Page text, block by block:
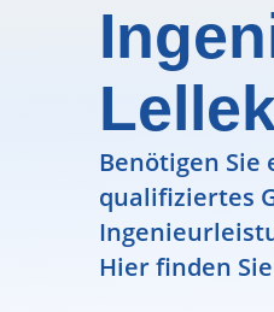
Lellek
Benötigen Sie
qualifiziertes
Hier finden